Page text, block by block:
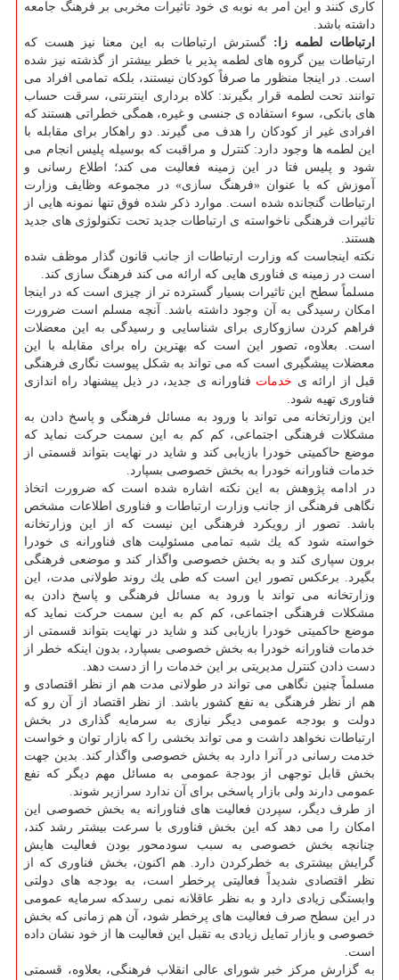
كاری كنند و این امر به نوبه ی خود تاثیرات مخربی بر فرهنگ جامعه
داشته باشد.
ارتباطات لطمه زا: گسترش ارتباطات به این معنا نیز هست كه
ارتباطات بین گروه های لطمه پذیر با خطر بیشتر از گذشته نیز شده
است. در اینجا منظور ما صرفاً كودكان نیستند، بلكه تمامی افراد می
توانند تحت لطمه قرار بگیرند: كلاه برداری اینترنتی، سرقت حساب
های بانكی، سوء استفاده ی جنسی و غیره، همگی خطراتی هستند كه
افرادی غیر از كودكان را هدف می گیرند. دو راهكار برای مقابله با
این لطمه ها وجود دارد: كنترل و مراقبت كه بوسیله پلیس انجام می
شود و پلیس فتا در این زمینه فعالیت می كند؛ اطلاع رسانی و
آموزش كه با عنوان «فرهنگ سازی» در مجموعه وظایف وزارت
ارتباطات گنجانده شده است. موارد ذكر شده فوق تنها نمونه هایی از
تاثیرات فرهنگی ناخواسته ی ارتباطات جدید تحت تكنولوژی های جدید
هستند.
نكته اینجاست كه وزارت ارتباطات از جانب قانون گذار موظف شده
است در زمینه ی فناوری هایی كه ارائه می كند فرهنگ سازی كند.
مسلماً سطح این تاثیرات بسیار گسترده تر از چیزی است كه در اینجا
امكان رسیدگی به آن وجود داشته باشد. آنچه مسلم است ضرورت
فراهم كردن سازوكاری برای شناسایی و رسیدگی به این معضلات
است. بعلاوه، تصور این است كه بهترین راه برای مقابله با این
معضلات پیشگیری است كه می تواند به شكل پیوست نگاری فرهنگی
قبل از ارائه ی خدمات فناورانه ی جدید، در ذیل پیشنهاد راه اندازی
فناوری تهیه شود.
این وزارتخانه می تواند با ورود به مسائل فرهنگی و پاسخ دادن به
مشكلات فرهنگی اجتماعی، كم كم به این سمت حركت نماید كه
موضع حاكمیتی خودرا بازیابی كند و شاید در نهایت بتواند قسمتی از
خدمات فناورانه خودرا به بخش خصوصی بسپارد.
در ادامه پژوهش به این نكته اشاره شده است كه ضرورت اتخاذ
نگاهی فرهنگی از جانب وزارت ارتباطات و فناوری اطلاعات مشخص
باشد. تصور از رویكرد فرهنگی این نیست كه از این وزارتخانه
خواسته شود كه یك شبه تمامی مسئولیت های فناورانه ی خودرا
برون سپاری كند و به بخش خصوصی واگذار كند و موضعی فرهنگی
بگیرد. برعكس تصور این است كه طی یك روند طولانی مدت، این
وزارتخانه می تواند با ورود به مسائل فرهنگی و پاسخ دادن به
مشكلات فرهنگی اجتماعی، كم كم به این سمت حركت نماید كه
موضع حاكمیتی خودرا بازیابی كند و شاید در نهایت بتواند قسمتی از
خدمات فناورانه خودرا به بخش خصوصی بسپارد، بدون اینكه خطر از
دست دادن كنترل مدیریتی بر این خدمات را از دست دهد.
مسلماً چنین نگاهی می تواند در طولانی مدت هم از نظر اقتصادی و
هم از نظر فرهنگی به نفع كشور باشد. از نظر اقتصاد از آن رو كه
دولت و بودجه عمومی دیگر نیازی به سرمایه گذاری در بخش
ارتباطات نخواهد داشت و می تواند بخشی را كه بازار توان و خواست
خدمت رسانی در آنرا دارد به بخش خصوصی واگذار كند. بدین جهت
بخش قابل توجهی از بودجة عمومی به مسائل مهم دیگر كه نفع
عمومی دارند ولی بازار پاسخی برای آن ندارد سرازیر شوند.
از طرف دیگر، سپردن فعالیت های فناورانه به بخش خصوصی این
امكان را می دهد كه این بخش فناوری با سرعت بیشتر رشد كند،
چنانچه بخش خصوصی به سبب سودمحور بودن فعالیت هایش
گرایش بیشتری به خطركردن دارد. هم اكنون، بخش فناوری كه از
نظر اقتصادی شدیداً فعالیتی پرخطر است، به بودجه های دولتی
وابستگی زیادی دارد و به نظر عاقلانه نمی رسدكه سرمایه عمومی
در این سطح صرف فعالیت های پرخطر شود، آن هم زمانی كه بخش
خصوصی و بازار تمایل زیادی به تقبل این فعالیت ها از خود نشان داده
است.
به گزارش مركز خبر شورای عالی انقلاب فرهنگی، بعلاوه، قسمتی